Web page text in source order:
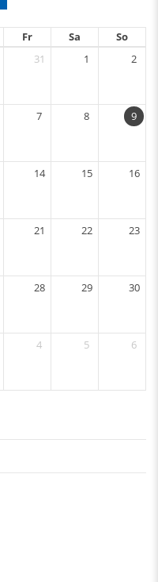
Fr Sa
So
31 1 2
7 8 9
14 15 16
21 22 23
28 29 30
4 5 6